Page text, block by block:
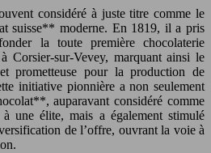
considéré à juste titre comme le
suisse** moderne. En 1819, il a pris
la toute première chocolaterie
Corsier-sur-Vevey, marquant ainsi le
prometteuse pour la production de
initiative pionnière a non seulement
auparavant considéré comme
une élite, mais a également stimulé
de l’offre, ouvrant la voie à